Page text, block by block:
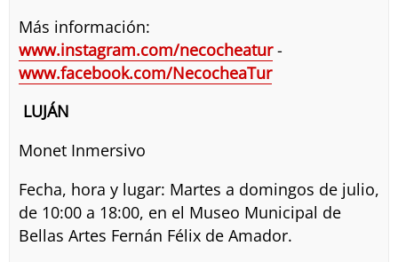
Más información:
www.instagram.com/necocheatur-
www.facebook.com/NecocheaTur
LUJÁN
Monet Inmersivo
Fecha, hora y lugar: Martes a domingos de julio,
de 10:00 a 18:00, en el Museo Municipal de
Bellas Artes Fernán Félix de Amador.